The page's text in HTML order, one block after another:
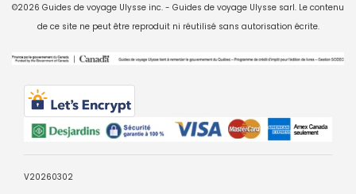
©2026 Guides de voyage Ulysse inc. - Guides de voyage Ulysse sarl. Le contenu
de ce site ne peut être reproduit ni réutilisé sans autorisation écrite.
V20260302